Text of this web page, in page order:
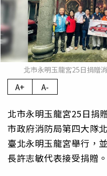
北市永明玉龍宮25日捐贈
A+ A-
北市永明玉龍宮25日捐
市政府消防局第四大隊
臺北永明玉龍宮舉行，
長許志敏代表接受捐贈。